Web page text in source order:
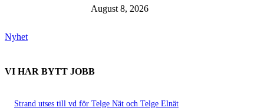
Nyhet
August 8, 2026
VI HAR BYTT JOBB
Strand utses till vd för Telge Nät och Telge Elnät